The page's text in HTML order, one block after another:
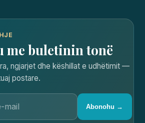
me buletinin tonë
ngjarjet dhe këshillat e udhëtimit —
postare.
Abonohu →